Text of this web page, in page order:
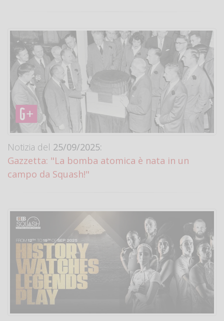
Notizia del 25/09/2025:
Gazzetta: "La bomba atomica è nata in un
campo da Squash!"